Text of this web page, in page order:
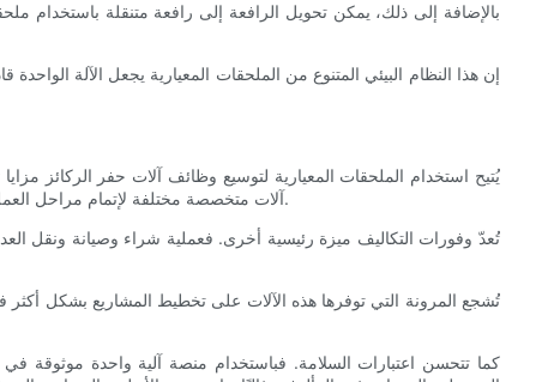
بالإضافة إلى ذلك، يمكن تحويل الرافعة إلى رافعة متنقلة باستخدام
إن هذا النظام البيئي المتنوع من الملحقات المعيارية يجعل الآلة
يُتيح استخدام الملحقات المعيارية لتوسيع وظائف آلات حفر الركائز
آلات متخصصة مختلفة لإتمام مراحل العمل المختلفة، يُمكن لجهاز حفر ركائز واحد مُجهز بأدوات معيارية الانتقال بسلاسة بين المهام، مما يُحافظ على تقدم ثابت ويُقلل التأخيرات إلى أدنى حد.
تُعدّ وفورات التكاليف ميزة رئيسية أخرى. فعملية شراء وصيانة ونقل
تُشجع المرونة التي توفرها هذه الآلات على تخطيط المشاريع بشكل أكثر
كما تتحسن اعتبارات السلامة. فباستخدام منصة آلية واحدة موثوقة